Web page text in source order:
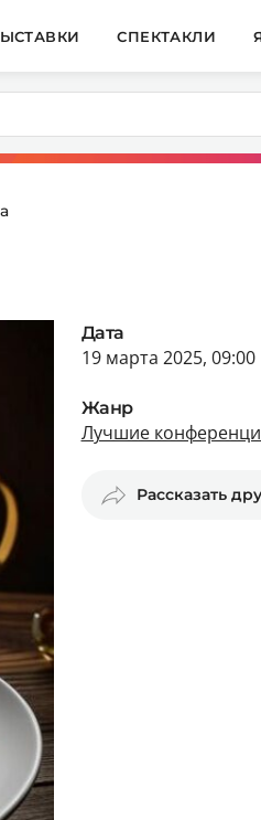
СПЕКТАКЛИ
Дата
19 марта 2025, 09:00
Жанр
Лучшие
Рассказать